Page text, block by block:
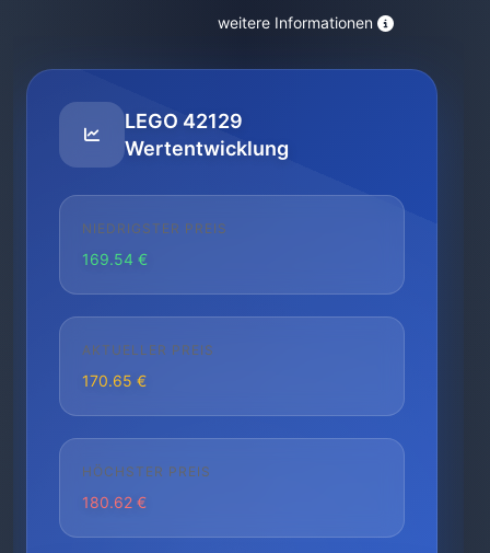
weitere Informationen
LEGO 42129
Wertentwicklung
NIEDRIGSTER PREIS
169.54 €
AKTUELLER PREIS
170.65 €
HÖCHSTER PREIS
180.62 €